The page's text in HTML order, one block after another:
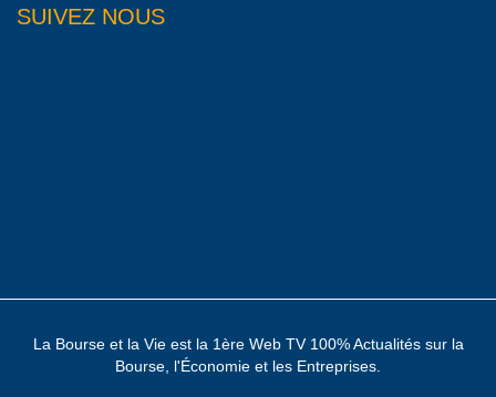
SUIVEZ NOUS
La Bourse et la Vie est la 1ère Web TV 100% Actualités sur la
Bourse, l'Économie et les Entreprises.